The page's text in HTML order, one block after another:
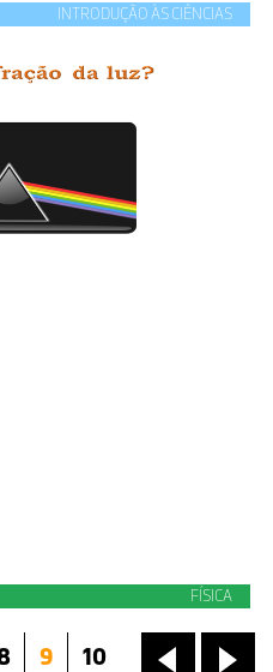
INTRODUÇÃO ÀS CIÊNCIAS
FÍSICA
«
9
10
»